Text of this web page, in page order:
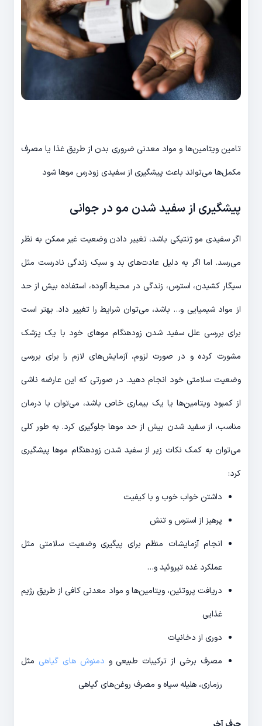
تامین ویتامین‌ها و مواد معدنی ضروری بدن از طریق غذا یا مصرف
مکمل‌ها می‌تواند باعث پیشگیری از سفیدی زودرس موها شود
پیشگیری از سفید شدن مو در جوانی
اگر سفیدی مو ژنتیکی باشد، تغییر دادن وضعیت غیر ممکن به نظر
می‌رسد. اما اگر به دلیل عادت‌های بد و سبک زندگی نادرست مثل
سیگار کشیدن، استرس، زندگی در محیط آلوده، استفاده بیش از حد
از مواد شیمیایی و… باشد، می‌توان شرایط را تغییر داد. بهتر است
برای بررسی علل سفید شدن زودهنگام موهای خود با یک پزشک
مشورت کرده و در صورت لزوم، آزمایش‌های لازم را برای بررسی
وضعیت سلامتی خود انجام دهید. در صورتی که این عارضه ناشی
از کمبود ویتامین‌ها یا یک بیماری خاص باشد، می‌توان با درمان
مناسب، از سفید شدن بیش از حد موها جلوگیری کرد. به طور کلی
می‌توان به کمک نکات زیر از سفید شدن زودهنگام موها پیشگیری
کرد:
داشتن خواب خوب و با کیفیت
پرهیز از استرس و تنش
انجام آزمایشات منظم برای پیگیری وضعیت سلامتی مثل
عملکرد غده تیروئید و…
دریافت پروتئین، ویتامین‌ها و مواد معدنی کافی از طریق رژیم
غذایی
دوری از دخانیات
مصرف برخی از ترکیبات طبیعی و دمنوش‌ های گیاهی مثل
رزماری، هلیله سیاه و مصرف روغن‌های گیاهی